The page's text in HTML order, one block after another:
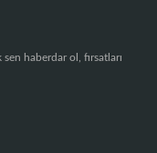
haberdar ol, fırsatları